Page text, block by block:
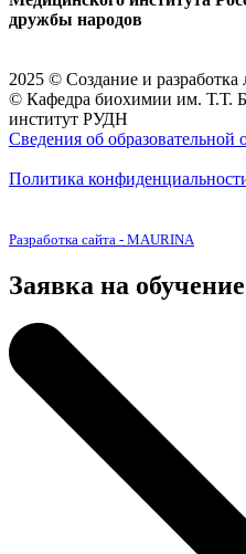
дружбы народов
2025 © Создание и разработка
© Кафедра биохимии им. Т.Т.
институт РУДН
Сведения об образовательной
Политика
Разработка сайта - MAURINA
Заявка на обучение